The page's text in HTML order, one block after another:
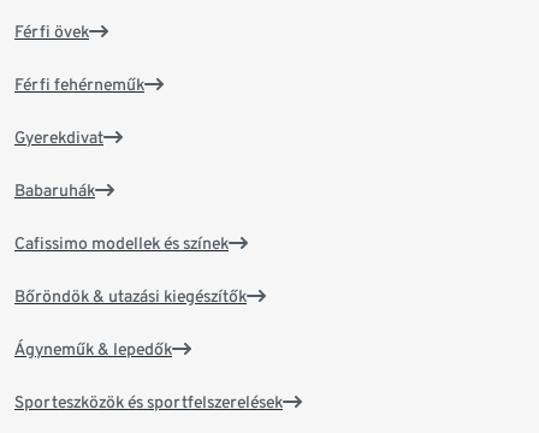
Férfi övek
Férfi fehérneműk
Gyerekdivat
Babaruhák
Cafissimo modellek és színek
Bőröndök & utazási kiegészítők
Ágyneműk & lepedők
Sporteszközök és sportfelszerelések